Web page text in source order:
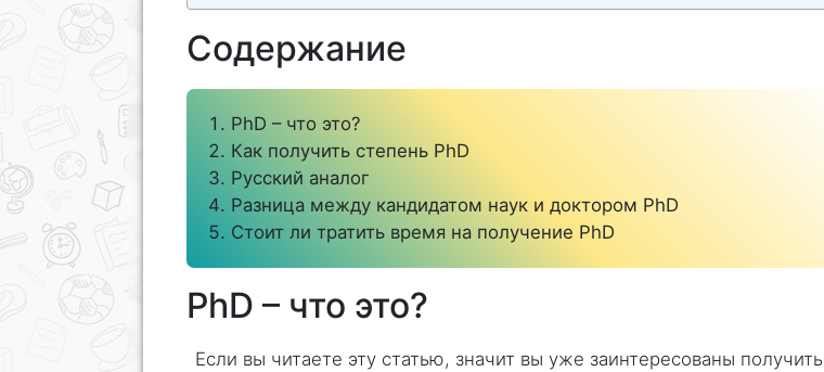
Содержание
PhD – что это?
Как получить степень PhD
Русский аналог
Разница между кандидатом наук и доктором PhD
Стоит ли тратить время на получение PhD
PhD – что это?
Если вы читаете эту статью, значит вы уже заинтересованы получить